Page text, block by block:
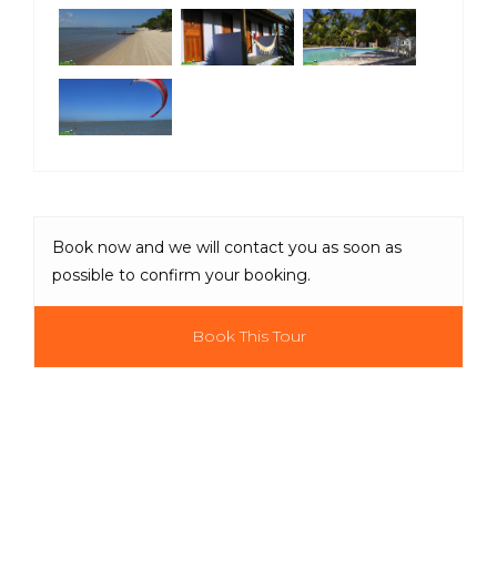
Book now and we will contact you as soon as
possible to confirm your booking.
Book This Tour